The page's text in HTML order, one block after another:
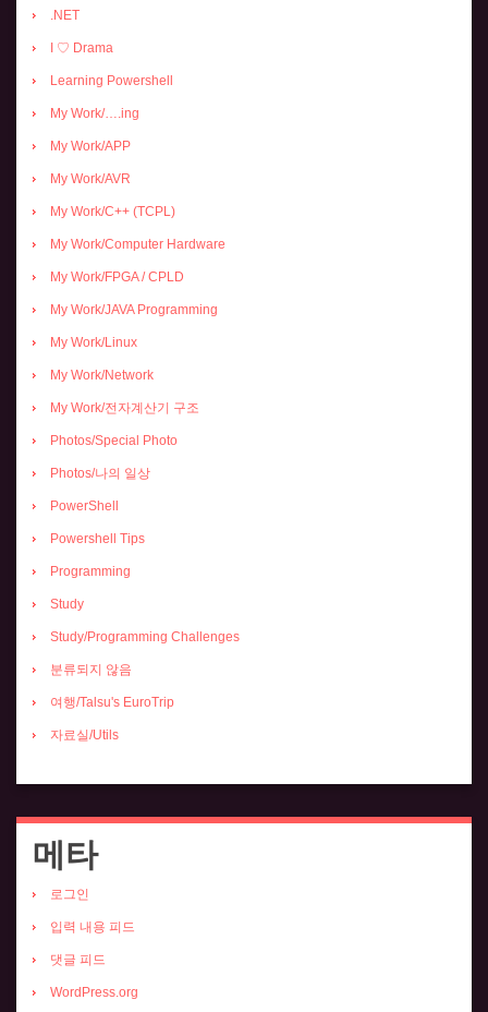
.NET
I ♡ Drama
Learning Powershell
My Work/….ing
My Work/APP
My Work/AVR
My Work/C++ (TCPL)
My Work/Computer Hardware
My Work/FPGA / CPLD
My Work/JAVA Programming
My Work/Linux
My Work/Network
My Work/전자계산기 구조
Photos/Special Photo
Photos/나의 일상
PowerShell
Powershell Tips
Programming
Study
Study/Programming Challenges
분류되지 않음
여행/Talsu's EuroTrip
자료실/Utils
메타
로그인
입력 내용 피드
댓글 피드
WordPress.org